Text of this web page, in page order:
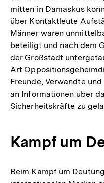
mitten in Damaskus
über Kontaktleute
Männer waren
beteiligt und nach dem
der Großstadt
Art
Freunde, Verwandte
an Informationen über
Sicherheitskräfte zu
Kampf um
Beim Kampf um